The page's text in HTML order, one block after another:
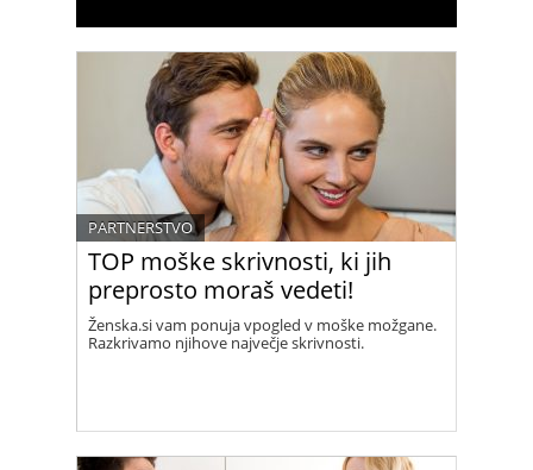
TOP moške skrivnosti, ki jih
preprosto moraš vedeti!
PARTNERSTVO
Ženska.si vam ponuja vpogled v moške možgane.
Razkrivamo njihove največje skrivnosti.